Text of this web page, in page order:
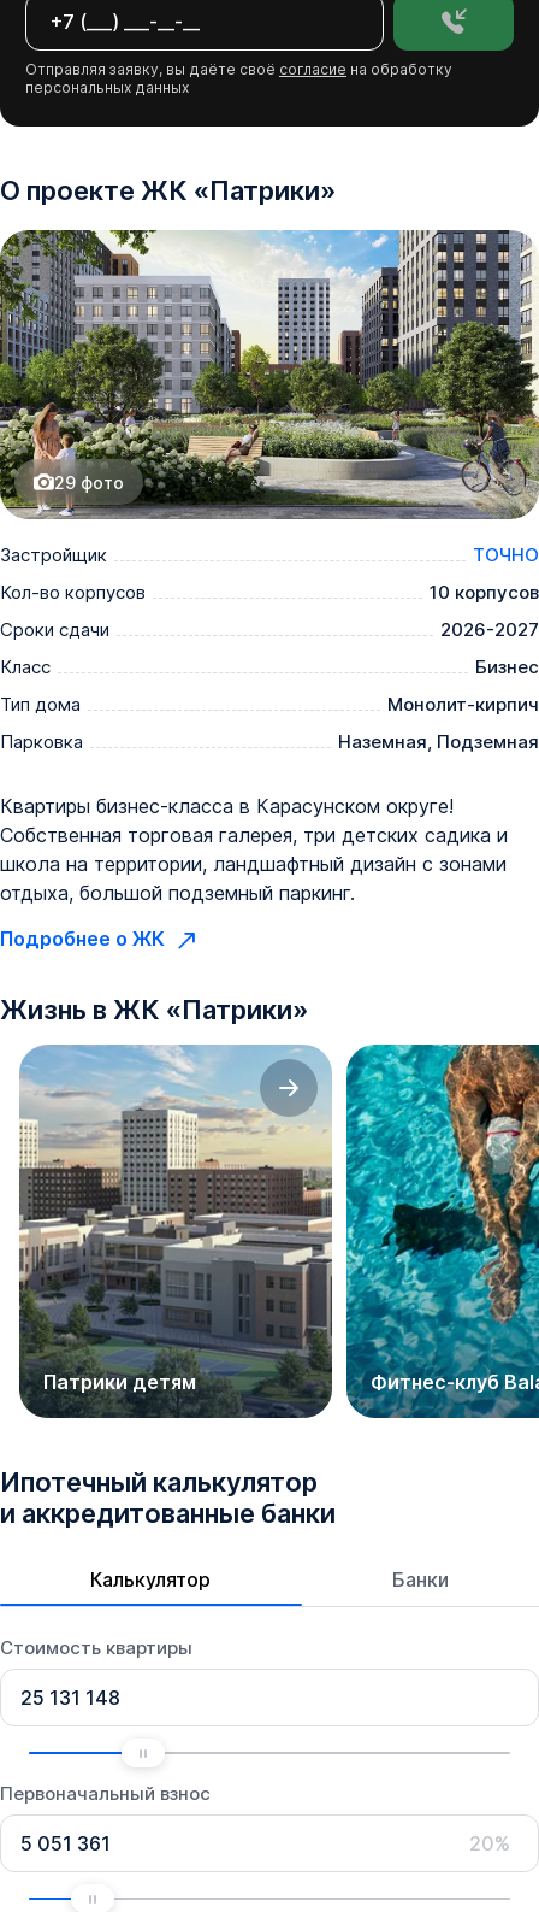
Отправляя заявку, вы даёте своё согласие на обработку
персональных данных
О проекте ЖК «Патрики»
29фото
Застройщик
ТОЧНО
Кол-во корпусов
10 корпусов
Сроки сдачи
2026-2027
Класс
Бизнес
Тип дома
Монолит-кирпич
Парковка
Наземная, Подземная
Квартиры бизнес-класса в Карасунском округе!
Собственная торговая галерея, три детских садика и
школа на территории, ландшафтный дизайн с зонами
отдыха, большой подземный паркинг.
Подробнее о ЖК
Жизнь в ЖК «Патрики»
Патрики детям Фитнес-клуб
Ипотечный калькулятор
и аккредитованные банки
Калькулятор Банки
Стоимость квартиры
Первоначальный взнос
20%